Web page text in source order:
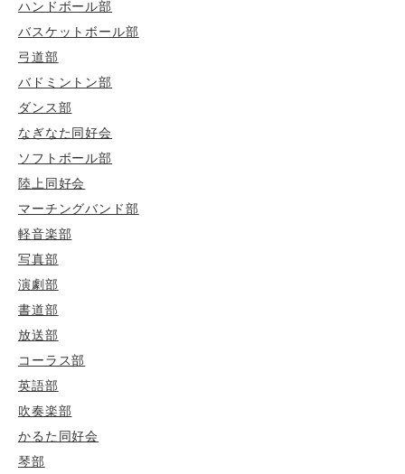
ハンドボール部
バスケットボール部
弓道部
バドミントン部
ダンス部
なぎなた同好会
ソフトボール部
陸上同好会
マーチングバンド部
軽音楽部
写真部
演劇部
書道部
放送部
コーラス部
英語部
吹奏楽部
かるた同好会
琴部